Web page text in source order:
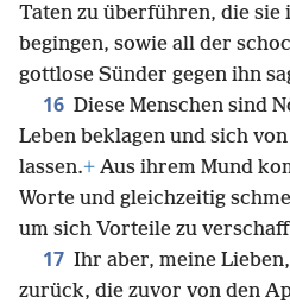
Taten zu überführen, die
begingen, sowie all der
gottlose Sünder gegen ihn
16 Diese Menschen sind
Leben beklagen und sich
lassen.+ Aus ihrem Mund
Worte und gleichzeitig
um sich Vorteile zu
17 Ihr aber, meine
zurück, die zuvor von den